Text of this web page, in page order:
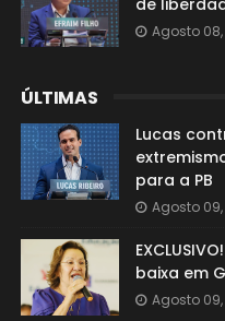
de
Agosto 08,
ÚLTIMAS
Lucas
para a PB
Agosto 09,
baixa em
Agosto 09,